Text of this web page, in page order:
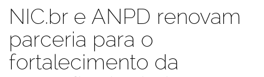
NIC.br e ANPD renovam
parceria para o
fortalecimento da